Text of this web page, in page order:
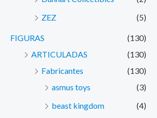
ZEZ
(5)
FIGURAS
(130)
ARTICULADAS
(130)
Fabricantes
(130)
asmus toys
(3)
beast kingdom
(4)